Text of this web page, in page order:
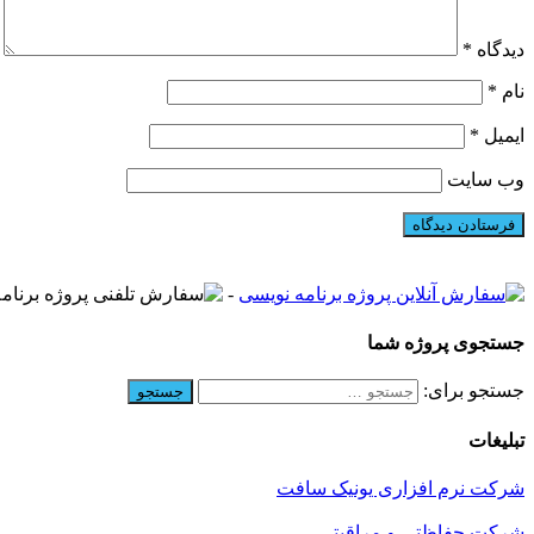
دیدگاه *
نام *
ایمیل *
وب‌ سایت
-
جستجوی پروژه شما
جستجو برای:
تبلیغات
شرکت نرم افزاری یونیک سافت